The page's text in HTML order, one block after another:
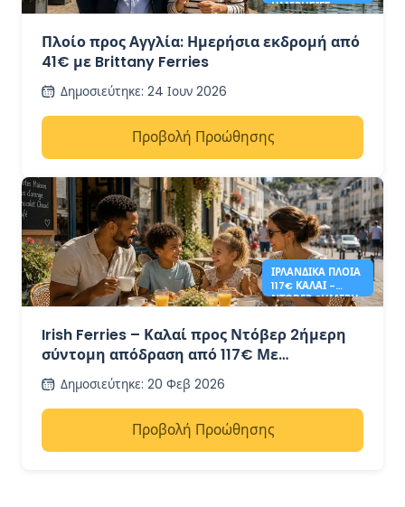
ΗΜΕΡΉΣΙΕΣ
ΑΓΓΛΊΑ ΑΠΌ 41€
Πλοίο προς Αγγλία: Ημερήσια εκδρομή από
41€ με Brittany Ferries
Δημοσιεύτηκε: 24 Ιουν 2026
Προβολή Προώθησης
ΙΡΛΑΝΔΙΚΆ ΠΛΟΊΑ
117€ ΚΑΛΑΊ -
ΝΤΌΒΕΡ 2ΉΜΕΡΗ
Irish Ferries – Καλαί προς Ντόβερ 2ήμερη
σύντομη απόδραση από 117€ Με
επιστροφή
Δημοσιεύτηκε: 20 Φεβ 2026
Προβολή Προώθησης